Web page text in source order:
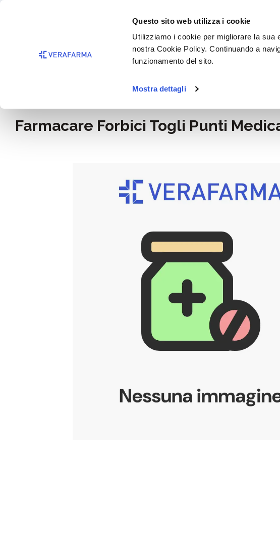
Questo sito web utilizza i cookie
Utilizziamo i cookie per migliorare la sua
nostra Cookie Policy. Continuando a
funzionamento del sito.
Mostra dettagli
Passa alla navigazione principale
Medicamenti e disinfettanti
Farmacare Forbici Togli Punti